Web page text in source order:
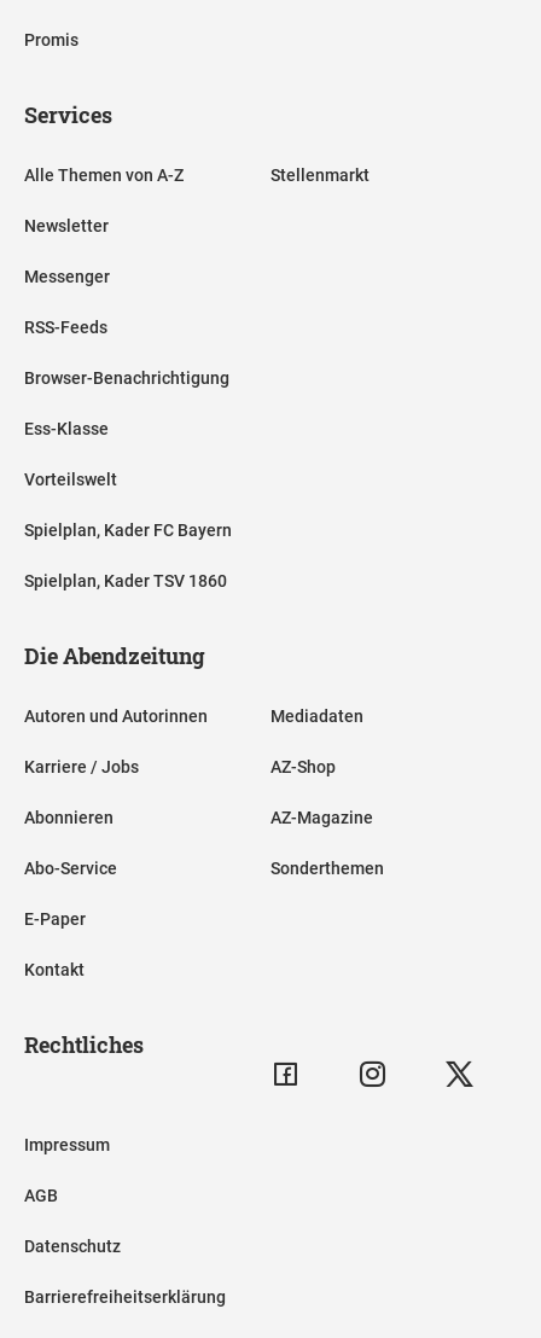
Promis
Services
Alle Themen von A-Z
Newsletter
Messenger
RSS-Feeds
Browser-Benachrichtigung
Ess-Klasse
Vorteilswelt
Spielplan, Kader FC Bayern
Spielplan, Kader TSV 1860
Stellenmarkt
Die Abendzeitung
Autoren und Autorinnen
Karriere / Jobs
Abonnieren
Abo-Service
E-Paper
Kontakt
Mediadaten
AZ-Shop
AZ-Magazine
Sonderthemen
Rechtliches
Impressum
AGB
Datenschutz
Barrierefreiheitserklärung